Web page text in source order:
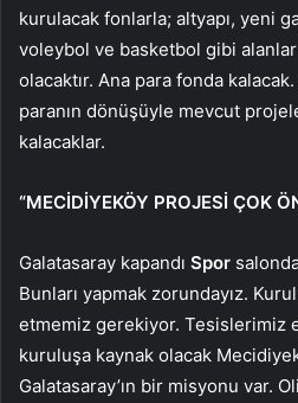
kurulacak fonlarla; altyapı, yeni
voleybol ve basketbol gibi
olacaktır. Ana para fonda
paranın dönüşüyle ​​mevcut
kalacaklar.
“MECİDİYEKÖY PROJESİ ÇOK
Galatasaray kapandı Spor
Bunları yapmak zorundayız.
etmemiz gerekiyor. Tesislerimiz
kuruluşa kaynak olacak
Galatasaray’ın bir misyonu var.